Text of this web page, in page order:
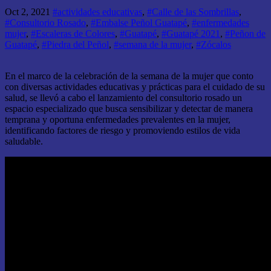
Oct 2, 2021 #actividades educativas, #Calle de las Sombrillas,
#Consultorio Rosado, #Embalse Peñol Guatapé, #enfermedades
mujer, #Escaleras de Colores, #Guatapé, #Guatapé 2021 , #Peñon de
Guatapé, #Piedra del Peñol, #semana de la mujer, #Zócalos
En el marco de la celebración de la semana de la mujer que conto
con diversas actividades educativas y prácticas para el cuidado de su
salud, se llevó a cabo el lanzamiento del consultorio rosado un
espacio especializado que busca sensibilizar y detectar de manera
temprana y oportuna enfermedades prevalentes en la mujer,
identificando factores de riesgo y promoviendo estilos de vida
saludable.